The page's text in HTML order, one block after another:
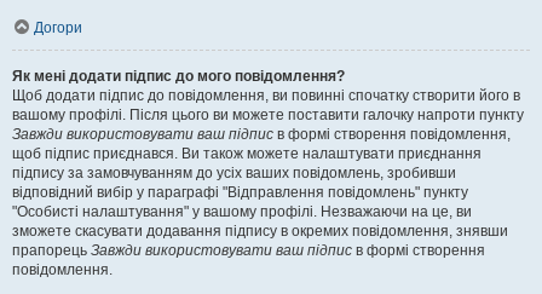
Догори
Як мені додати підпис до мого повідомлення?
Щоб додати підпис до повідомлення, ви повинні спочатку створити його в
вашому профілі. Після цього ви можете поставити галочку напроти пункту
Завжди використовувати ваш підпис в формі створення повідомлення,
щоб підпис приєднався. Ви також можете налаштувати приєднання
підпису за замовчуванням до усіх ваших повідомлень, зробивши
відповідний вибір у параграфі "Відправлення повідомлень" пункту
"Особисті налаштування" у вашому профілі. Незважаючи на це, ви
зможете скасувати додавання підпису в окремих повідомлення, знявши
прапорець Завжди використовувати ваш підпис в формі створення
повідомлення.